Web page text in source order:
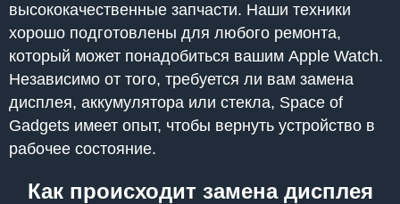
высококачественные запчасти. Наши техники
хорошо подготовлены для любого ремонта,
который может понадобиться вашим Apple Watch.
Независимо от того, требуется ли вам замена
дисплея, аккумулятора или стекла, Space of
Gadgets имеет опыт, чтобы вернуть устройство в
рабочее состояние.
Как происходит замена дисплея